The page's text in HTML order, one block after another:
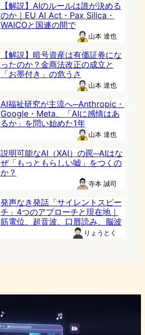
【解説】AIのルールは誰が決める
のか｜EU AI Act・Pax Silica・
WAICOと国連の間で
山本 達也
【解説】暗号資産は有価証券にな
ったのか？金商法改正の成立と
「お墨付き」の危うさ
山本 達也
AI福祉研究が主流へ─Anthropic・
Google・Meta、「AIに感情はあ
るか」を問い始めた1年
山本 達也
説明可能なAI（XAI）の罠─AIはな
ぜ「もっともらしい嘘」をつくの
か？
寺本 誠司
発声なき発話「サイレントスピー
チ」4つのアプローチと現在地｜
筋電位、超音波、口唇読み、脳波
りょうとく